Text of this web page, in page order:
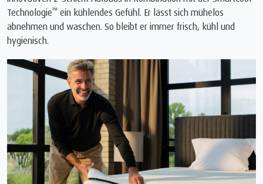
Technologie™ ein kühlendes Gefühl. Er lässt sich mühelos
abnehmen und waschen. So bleibt er immer frisch, kühl und
hygienisch.